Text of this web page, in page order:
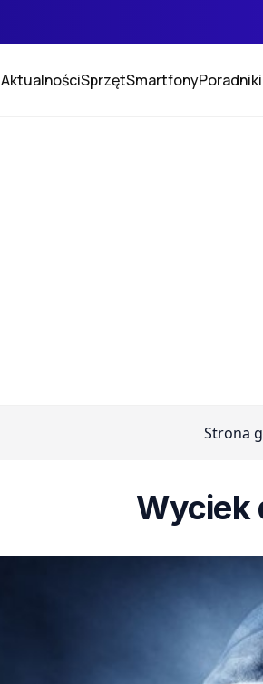
AktualnościSprzętSmartfonyPoradniki
Strona
Wyciek